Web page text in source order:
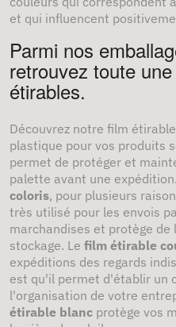
et qui influencent
Parmi nos
retrouvez toute
étirables.
Découvrez notre film
plastique pour vos produits
permet de protéger et
palette avant une
coloris, pour plusieurs
très utilisé pour les envois
marchandises et protège de
stockage. Le film étirable
expéditions des regards
est qu'il permet d'établir un
l'organisation de votre
étirable blanc protège vos